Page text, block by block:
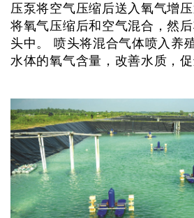
压泵将空气压缩后送入氧气增
将氧气压缩后和空气混合，然
头中。 喷头将混合气体喷入养
水体的氧气含量，改善水质，促